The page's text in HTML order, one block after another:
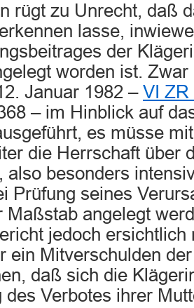
rügt zu Unrecht, daß
lasse,
der
worden ist.
Januar 1982 – VI ZR
– im Hinblick auf
es müsse
die Herrschaft über
also besonders
Prüfung seines
Maßstab angelegt
jedoch ersichtlich
ein Mitverschulden
daß sich die
des Verbotes ihrer